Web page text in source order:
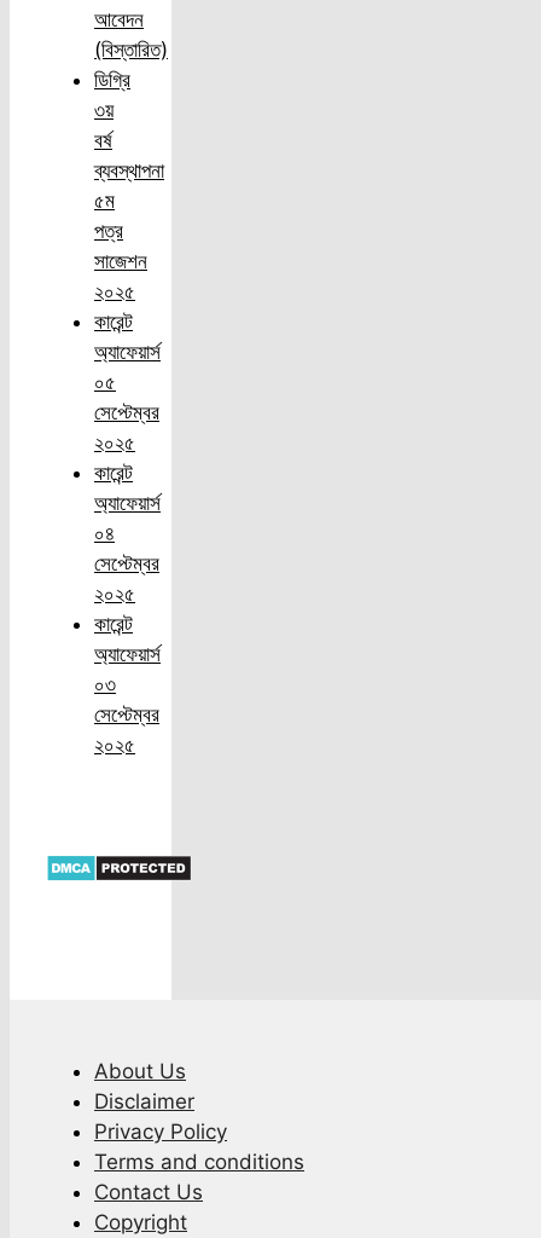
আবেদন
(বিস্তারিত)
ডিগ্রি
৩য়
বর্ষ
ব্যবস্থাপনা
৫ম
পত্র
সাজেশন
২০২৫
কারেন্ট
অ্যাফেয়ার্স
০৫
সেপ্টেম্বর
২০২৫
কারেন্ট
অ্যাফেয়ার্স
০৪
সেপ্টেম্বর
২০২৫
কারেন্ট
অ্যাফেয়ার্স
০৩
সেপ্টেম্বর
২০২৫
About Us
Disclaimer
Privacy Policy
Terms and conditions
Contact Us
Copyright